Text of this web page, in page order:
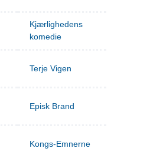
Kjærlighedens
komedie
Terje Vigen
Episk Brand
Kongs-Emnerne